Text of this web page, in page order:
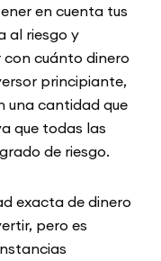
en cuenta tus
al riesgo y
con cuánto dinero
principiante,
una cantidad que
que todas las
de riesgo.
exacta de dinero
pero es